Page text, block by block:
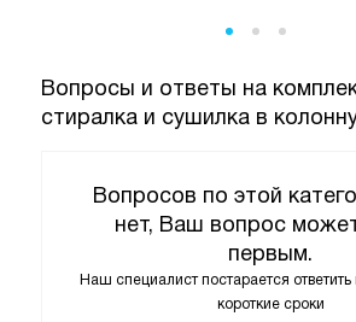
Вопросы и ответы на
стиралка и сушилка в
Вопросов по этой
нет, Ваш вопрос
первым.
Наш специалист постарается
короткие сроки